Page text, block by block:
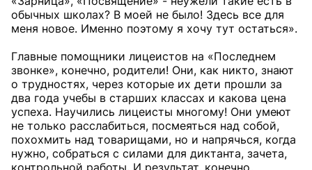
обычных школах? В моей не было! Здесь все для
меня новое. Именно поэтому я хочу тут остаться».
Главные помощники лицеистов на «Последнем
звонке», конечно, родители! Они, как никто, знают
о трудностях, через которые их дети прошли за
два года учебы в старших классах и какова цена
успеха. Научились лицеисты многому! Они умеют
не только расслабиться, посмеяться над собой,
похохмить над товарищами, но и напрячься, когда
нужно, собраться с силами для диктанта, зачета,
контрольной работы. И результат, конечно,